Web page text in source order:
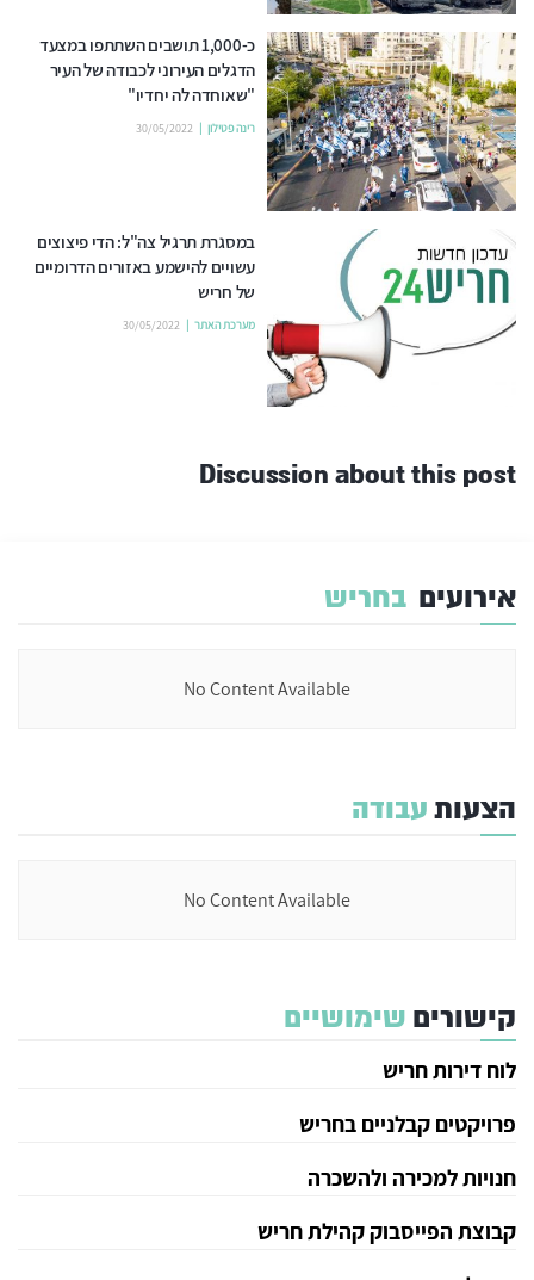
כ-1,000 תושבים השתתפו במצעד
הדגלים העירוני לכבודה של העיר
"שאוחדה לה יחדיו"
רינה פטילון 30/05/2022
במסגרת תרגיל צה"ל: הדי פיצוצים
עשויים להישמע באזורים הדרומיים
של חריש
מערכת האתר 30/05/2022
Discussion about this post
אירועים בחריש
No Content Available
הצעותעבודה
No Content Available
קישורים שימושיים
לוח דירות חריש
פרויקטים קבלניים בחריש
חנויות למכירה ולהשכרה
קבוצת הפייסבוק קהילת חריש